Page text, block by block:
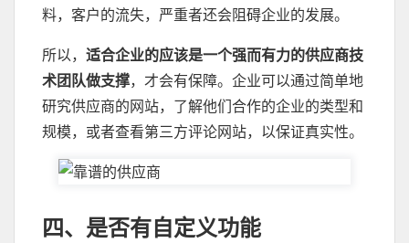
料，客户的流失，严重者还会阻碍企业的发展。
所以， 适合企业的应该是一个强而有力的供应商技
术团队做支撑，才会有保障。企业可以通过简单地
研究供应商的网站，了解他们合作的企业的类型和
规模，或者查看第三方评论网站，以保证真实性。
四、是否有自定义功能